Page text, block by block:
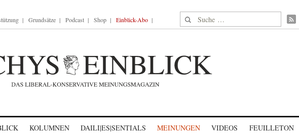
Grundsätze Podcast Shop Einblick-Abo Suche nach:
KOLUMNEN DAILI|ES|SENTIALS MEINUNGEN VIDEOS FEUILLETON